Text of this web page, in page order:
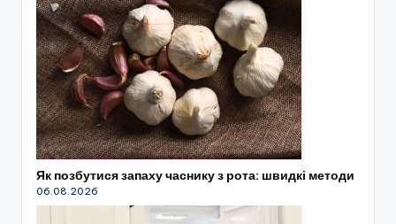
Як позбутися запаху часнику з рота: швидкі методи
06.08.2026